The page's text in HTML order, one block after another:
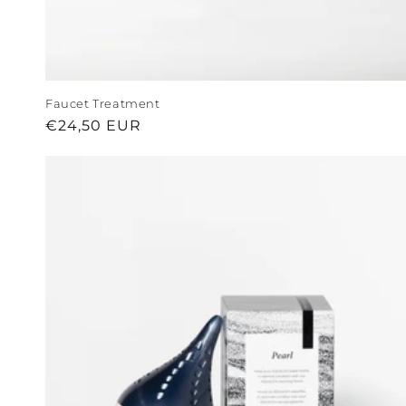
Faucet Treatment
Prix
€24,50 EUR